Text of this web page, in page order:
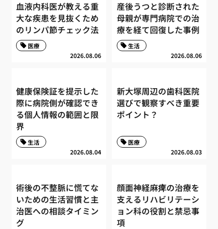
血液内科医が教える重
大な疾患を見抜くため
のリンパ節チェック法
2026.08.06
医療
産後うつと診断された
母親が専門病院での治
療を経て回復した事例
2026.08.06
生活
健康保険証を提示した
際に病院側が確認でき
る個人情報の範囲と限
界
2026.08.04
生活
新大塚周辺の歯科医院
選びで観察すべき重要
ポイント？
2026.08.03
医療
術後の不整脈に慌てな
いための生活習慣と主
治医への相談タイミン
グ
顔面神経麻痺の治療を
支えるリハビリテーシ
ョン科の役割と禁忌事
項